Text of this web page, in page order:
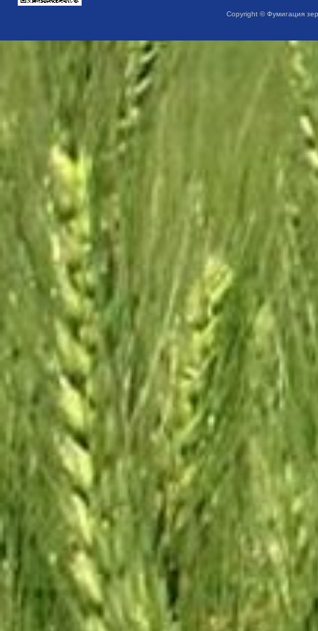
Copyright © Фумигация